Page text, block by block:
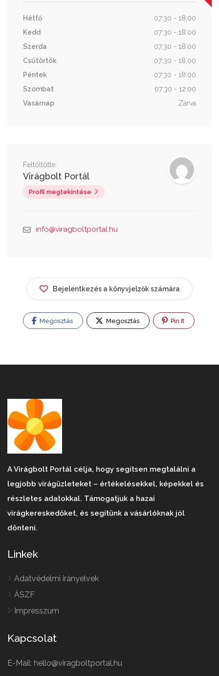
Hétfő
07:30 - 18:00
Kedd
07:30 - 18:00
Szerda
07:30 - 18:00
Csütörtök
07:30 - 18:00
Péntek
07:30 - 18:00
Szombat
07:30 - 12:00
Vasárnap
Zárva
Feltöltötte:
Virágbolt Portál
Profil megtekintése
info@viragboltportal.hu
Bejelentkezés a könyvjelzők számára
Megosztás Megosztás Pin It
A Virágbolt Portál célja, hogy segítsen megtalálni a
legjobb virágüzleteket – értékelésekkel, képekkel és
részletes adatokkal. Támogatjuk a hazai
virágkereskedőket, és segítünk a vásárlóknak jól
dönteni.
Linkek
Adatvédelmi irányelvek
ÁSZF
Impresszum
Kapcsolat
E-Mail: hello@viragboltportal.hu